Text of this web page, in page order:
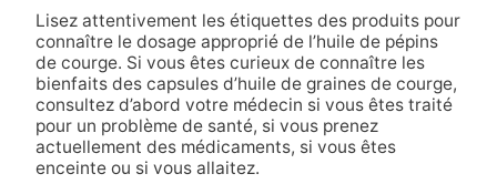
Lisez attentivement les étiquettes des produits pour
connaître le dosage approprié de l’huile de pépins
de courge. Si vous êtes curieux de connaître les
bienfaits des capsules d’huile de graines de courge,
consultez d’abord votre médecin si vous êtes traité
pour un problème de santé, si vous prenez
actuellement des médicaments, si vous êtes
enceinte ou si vous allaitez.